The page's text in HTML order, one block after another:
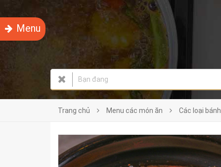
Menu
Trang chủ Menu các món ăn Các loại bánh